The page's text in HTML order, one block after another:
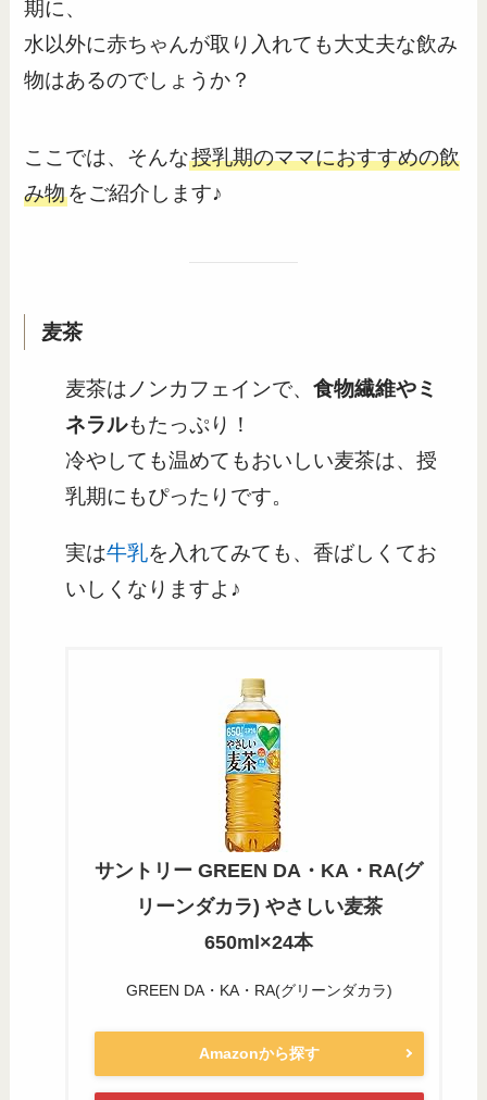
期に、
水以外に赤ちゃんが取り入れても大丈夫な飲み
物はあるのでしょうか？
ここでは、そんな授乳期のママにおすすめの飲
み物をご紹介します♪
麦茶
麦茶はノンカフェインで、食物繊維やミ
ネラルもたっぷり！
冷やしても温めてもおいしい麦茶は、授
乳期にもぴったりです。
実は牛乳を入れてみても、香ばしくてお
いしくなりますよ♪
サントリー GREEN DA・KA・RA(グ
リーンダカラ) やさしい麦茶
650ml×24本
GREEN DA・KA・RA(グリーンダカラ)
Amazonから探す